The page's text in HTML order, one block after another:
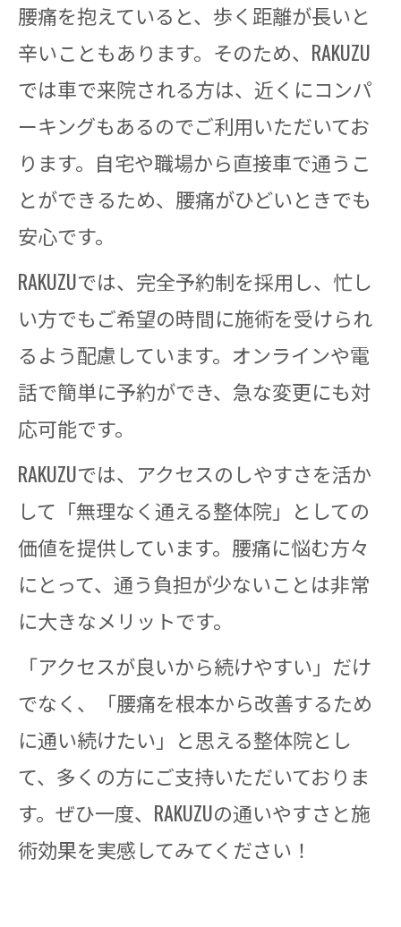
腰痛を抱えていると、歩く距離が長いと
辛いこともあります。そのため、RAKUZU
では車で来院される方は、近くにコンパ
ーキングもあるのでご利用いただいてお
ります。自宅や職場から直接車で通うこ
とができるため、腰痛がひどいときでも
安心です。
RAKUZUでは、完全予約制を採用し、忙し
い方でもご希望の時間に施術を受けられ
るよう配慮しています。オンラインや電
話で簡単に予約ができ、急な変更にも対
応可能です。
RAKUZUでは、アクセスのしやすさを活か
して「無理なく通える整体院」としての
価値を提供しています。腰痛に悩む方々
にとって、通う負担が少ないことは非常
に大きなメリットです。
「アクセスが良いから続けやすい」だけ
でなく、「腰痛を根本から改善するため
に通い続けたい」と思える整体院とし
て、多くの方にご支持いただいておりま
す。ぜひ一度、RAKUZUの通いやすさと施
術効果を実感してみてください！